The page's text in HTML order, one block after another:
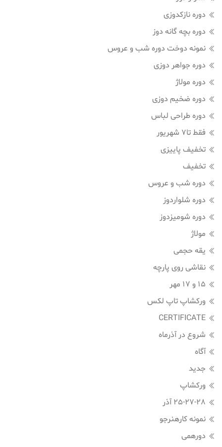
دوره نازکدوزی
دوره بچه گانه دوز
نمونه دوخت دوره شب و عروس
دوره جواهر دوزی
دوره مولاژ
دوره ضخیم دوزی
دوره طراحی لباس
فقط تا7 شهریور
تخفیف پاییزی
تخفیف
دوره شب و عروس
دوره شلواردوز
دوره شومیزدوز
مولاژ
یقه حجمی
نقاشی روی پارچه
15 و 17 مهر
ورکشاپ تاپ لکس
CERTIFICATE
شروع در آذرماه
آگاه
جدید
ورکشاپ
25-27-28 آذر
نمونه کارهنرجو
دورهمی